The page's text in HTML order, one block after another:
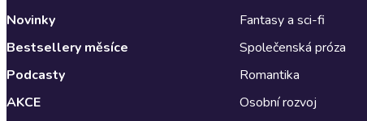
Novinky
Bestsellery měsíce
Podcasty
AKCE
Fantasy a sci-fi
Společenská próza
Romantika
Osobní rozvoj